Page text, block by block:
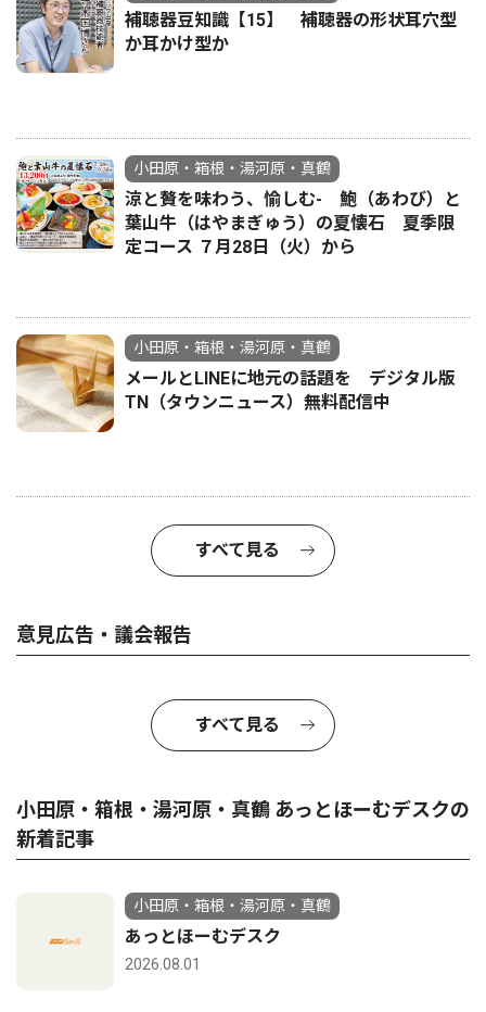
補聴器豆知識【15】 補聴器の形状耳穴型
か耳かけ型か
小田原・箱根・湯河原・真鶴
涼と贅を味わう、愉しむ- 鮑（あわび）と
葉山牛（はやまぎゅう）の夏懐石 夏季限
定コース ７月28日（火）から
小田原・箱根・湯河原・真鶴
メールとLINEに地元の話題を デジタル版
TN（タウンニュース）無料配信中
すべて見る
意見広告・議会報告
すべて見る
小田原・箱根・湯河原・真鶴 あっとほーむデスクの
新着記事
小田原・箱根・湯河原・真鶴
あっとほーむデスク
2026.08.01